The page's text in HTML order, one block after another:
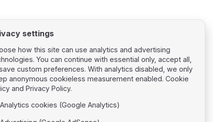
Next page
Vue 2
settings
how this site can use analytics and advertising
You can continue with essential only, accept all,
custom preferences. With analytics disabled, we only
anonymous cookieless measurement enabled. Cookie
and Privacy Policy.
Analytics cookies (Google Analytics)